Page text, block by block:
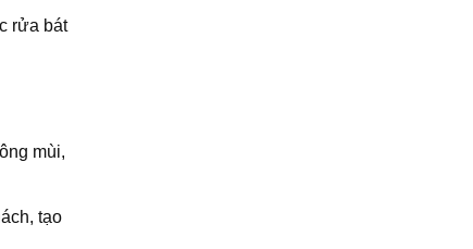
rửa bát
mùi,
tạo